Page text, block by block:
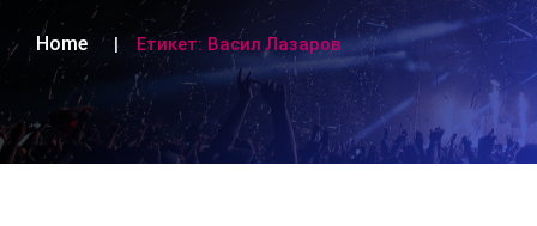
Home Етикет: Васил Лазаров